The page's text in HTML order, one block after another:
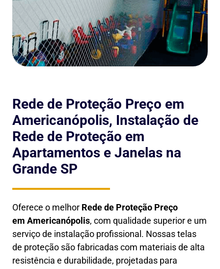
Rede de Proteção Preço em
Americanópolis, Instalação de
Rede de Proteção em
Apartamentos e Janelas na
Grande SP
Oferece o melhor Rede de Proteção Preço
em Americanópolis, com qualidade superior e um
serviço de instalação profissional. Nossas telas
de proteção são fabricadas com materiais de alta
resistência e durabilidade, projetadas para